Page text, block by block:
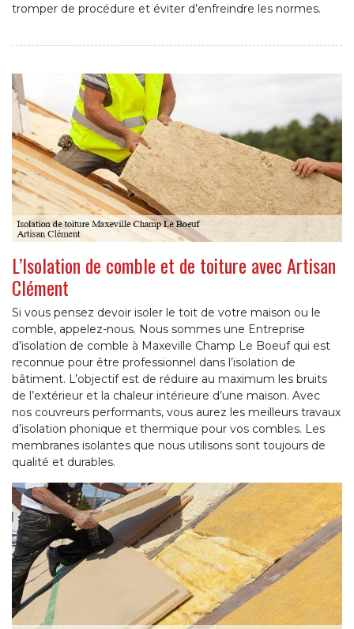
tromper de procédure et éviter d’enfreindre les normes.
L’Isolation de comble et de toiture avec Artisan
Clément
Si vous pensez devoir isoler le toit de votre maison ou le
comble, appelez-nous. Nous sommes une Entreprise
d’isolation de comble à Maxeville Champ Le Boeuf qui est
reconnue pour être professionnel dans l’isolation de
bâtiment. L’objectif est de réduire au maximum les bruits
de l’extérieur et la chaleur intérieure d’une maison. Avec
nos couvreurs performants, vous aurez les meilleurs travaux
d’isolation phonique et thermique pour vos combles. Les
membranes isolantes que nous utilisons sont toujours de
qualité et durables.